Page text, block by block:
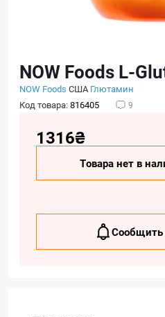
NOW Foods L-
NOW Foods США Глютамин
Код товара:816405 9
1316₴
Товара нет в
Сообщить